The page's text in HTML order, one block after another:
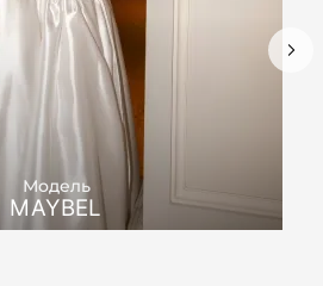
Модель
MAYBEL